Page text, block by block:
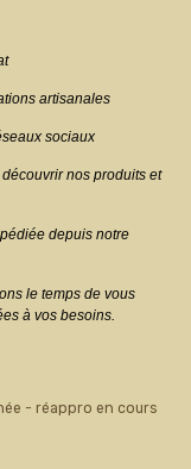
artisanales
sociaux
nos produits et
depuis notre
le temps de vous
à vos besoins.
- réappro en cours